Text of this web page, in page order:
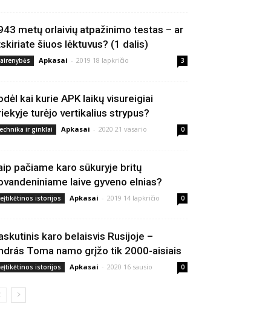
metų orlaivių atpažinimo testas – ar
šiuos lėktuvus? (1 dalis)
Apkasai - 2019 18 lapkričio 3
kai kurie APK laikų visureigiai
turėjo vertikalius strypus?
ir ginklai Apkasai - 2020 21 vasario 0
pačiame karo sūkuryje britų
laive gyveno elnias?
istorijos Apkasai - 2019 14 lapkričio 0
karo belaisvis Rusijoje –
Toma namo grįžo tik 2000-aisiais
istorijos Apkasai - 2020 16 sausio 0